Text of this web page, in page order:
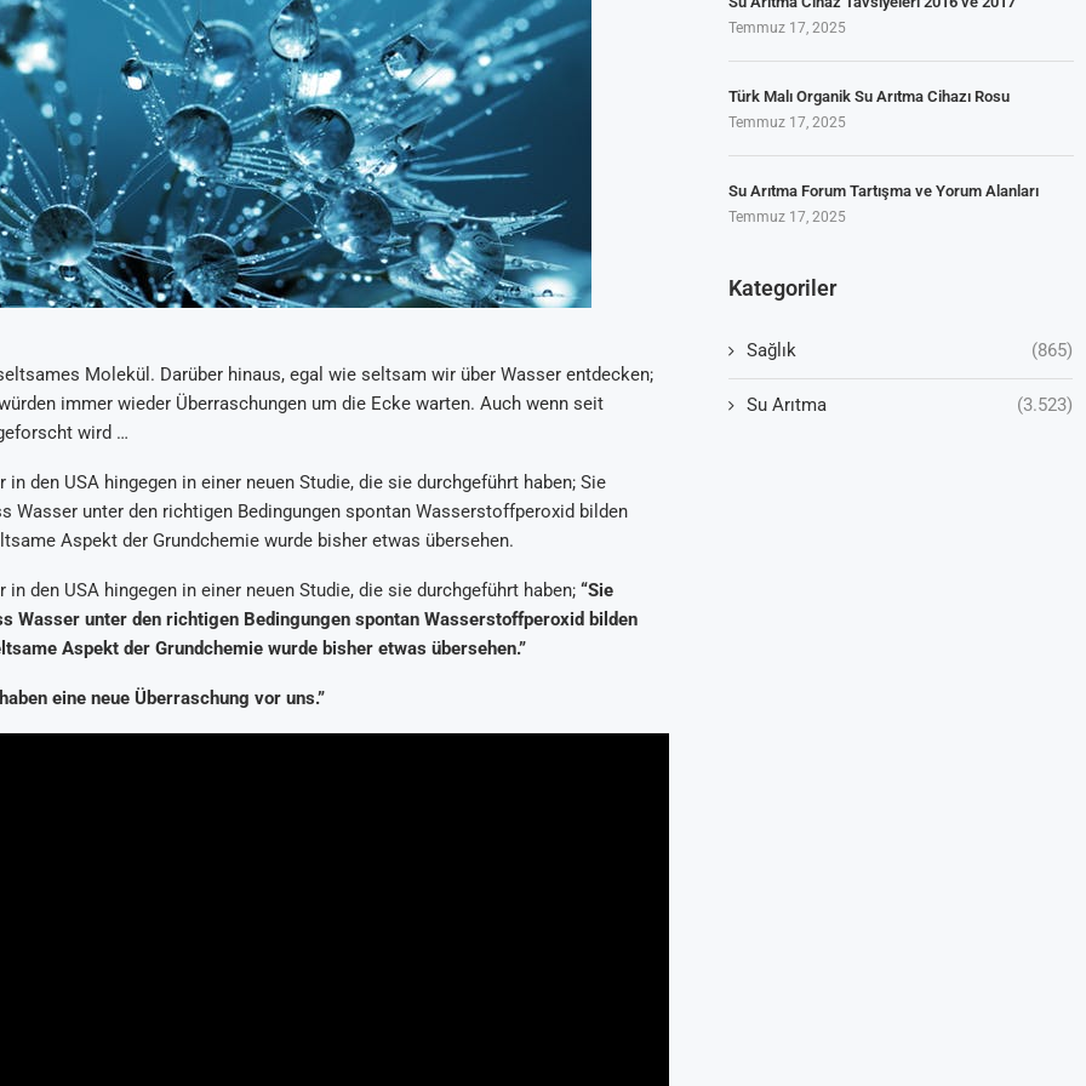
Molekül. Darüber hinaus, egal wie seltsam wir über Wasser entdecken;
immer wieder Überraschungen um die Ecke warten. Auch wenn seit
wird …
den USA hingegen in einer neuen Studie, die sie durchgeführt haben; Sie
Wasser unter den richtigen Bedingungen spontan Wasserstoffperoxid bilden
Aspekt der Grundchemie wurde bisher etwas übersehen.
den USA hingegen in einer neuen Studie, die sie durchgeführt haben; “Sie
Wasser unter den richtigen Bedingungen spontan Wasserstoffperoxid bilden
Aspekt der Grundchemie wurde bisher etwas übersehen.”
eine neue Überraschung vor uns.”
Temmuz 17, 2025
Türk Malı Organik Su Arıtma Cihazı Rosu
Temmuz 17, 2025
Su Arıtma Forum Tartışma ve Yorum Alanları
Temmuz 17, 2025
Kategoriler
Sağlık (865)
Su Arıtma (3.523)